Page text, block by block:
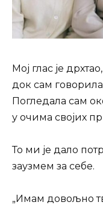
Мој глас је
док сам
Погледала сам
у очима својих
То ми је дало
заузмем за себе.
„Имам довољно